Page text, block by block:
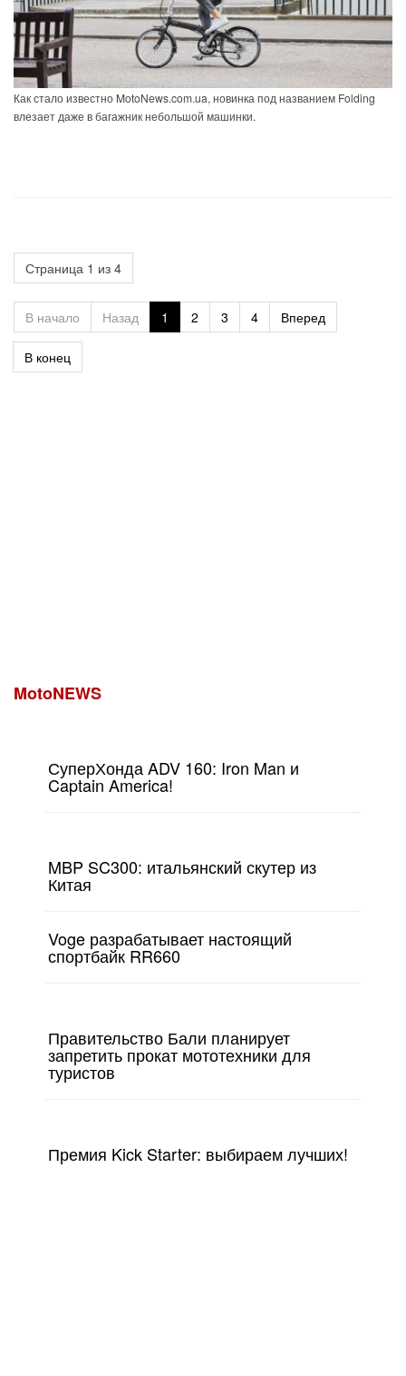
Как стало известно MotoNews.com.ua, новинка под названием Folding
влезает даже в багажник небольшой машинки.
Страница 1 из 4
В начало Назад 1 2 3 4 Вперед
В конец
MotoNEWS
СуперХонда ADV 160: Iron Man и
Captain America!
MBP SC300: итальянский скутер из
Китая
Voge разрабатывает настоящий
спортбайк RR660
Правительство Бали планирует
запретить прокат мототехники для
туристов
Премия Kick Starter: выбираем лучших!